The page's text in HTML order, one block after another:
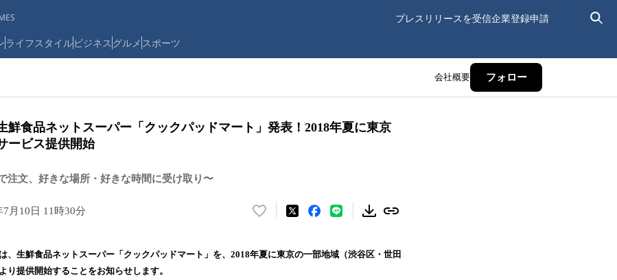
プレスリリースを受信企業登録申請
ライフスタイルビジネス グルメ スポーツ
会社概要 フォロー
鮮食品ネットスーパー「クックパッドマート」発表！2018年夏に東京
ービス提供開始
注文、好きな場所・好きな時間に受け取り〜
7月10日 11時30分
い
！
、生鮮食品ネットスーパー「クックパッドマート」を、2018年夏に東京の一部地域（渋谷区・世田
り提供開始することをお知らせします。